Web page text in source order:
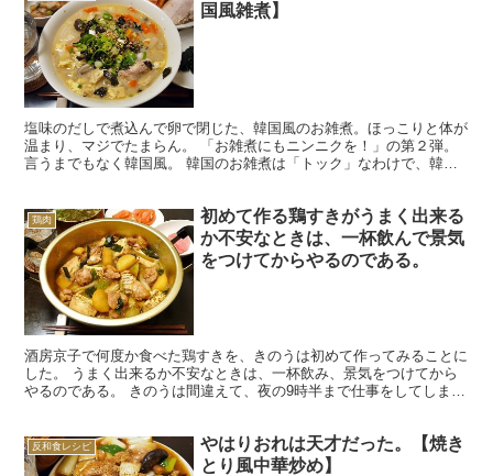
国風雑煮】
塩味のだしで煮込んで卵で閉じた、韓国風のお雑煮。ほっこりと体が
温まり、マジでたまらん。 「お雑煮にもニンニクを！」の第２弾。
言うまでもなく韓国風。 韓国のお雑煮は「トック」なわけで、韓国
鶏肉
初めて作る鶏すきがうまく出来る
か不安なときは、一杯飲んで景気
をつけてからやるのである。
酒房京子で何度か食べた鶏すきを、きのうは初めて作ってみることに
した。 うまく出来るか不安なときは、一杯飲み、景気をつけてから
やるのである。 きのうは間違えて、夜の9時半まで仕事をしてしまっ
反和食レシピ
やはりおれは天才だった。【焼き
とり風中華炒め】